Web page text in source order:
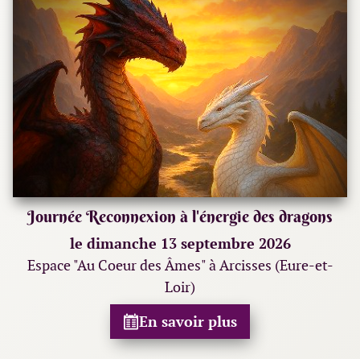
Journée Reconnexion à l'énergie des dragons
le dimanche 13 septembre 2026
Espace "Au Coeur des Âmes" à Arcisses (Eure-et-
Loir)
En savoir plus